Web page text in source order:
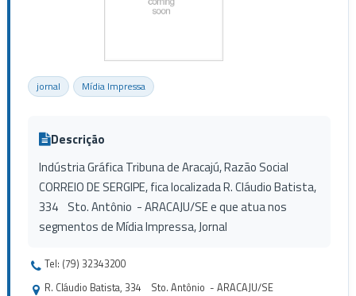
jornal Mídia Impressa
Descrição
Indústria Gráfica Tribuna de Aracajú, Razão Social
CORREIO DE SERGIPE, fica localizada R. Cláudio Batista,
334 Sto. Antônio - ARACAJU/SE e que atua nos
segmentos de Mídia Impressa, Jornal
Tel: (79) 32343200
R. Cláudio Batista, 334 Sto. Antônio - ARACAJU/SE